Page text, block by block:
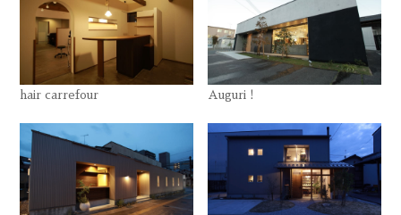
hair carrefour Auguri !